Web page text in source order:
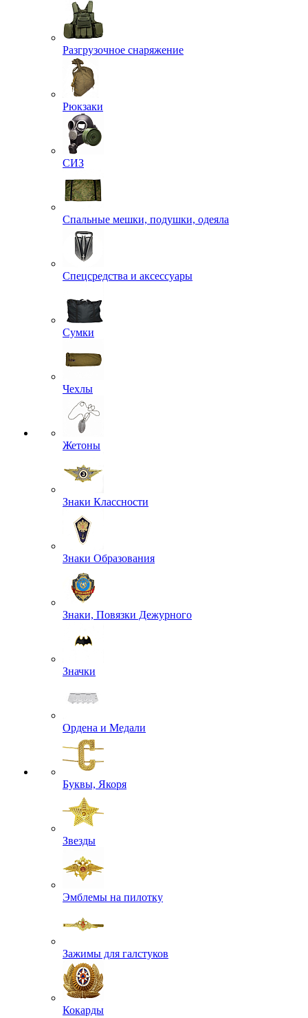
Разгрузочное снаряжение
Рюкзаки
СИЗ
Спальные мешки, подушки, одеяла
Спецсредства и аксессуары
Сумки
Чехлы
Жетоны
Знаки Классности
Знаки Образования
Знаки, Повязки Дежурного
Значки
Ордена и Медали
Буквы, Якоря
Звезды
Эмблемы на пилотку
Зажимы для галстуков
Кокарды